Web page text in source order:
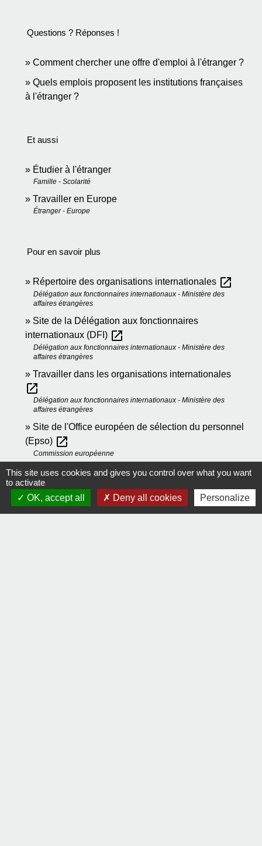
Questions ? Réponses !
Comment chercher une offre d'emploi à l'étranger ?
Quels emplois proposent les institutions françaises
à l'étranger ?
Et aussi
Étudier à l'étranger
Famille - Scolarité
Travailler en Europe
Étranger - Europe
Pour en savoir plus
Répertoire des organisations internationales open_in_new
Délégation aux fonctionnaires internationaux - Ministère des
affaires étrangères
Site de la Délégation aux fonctionnaires
internationaux (DFI) open_in_new
Délégation aux fonctionnaires internationaux - Ministère des
affaires étrangères
Travailler dans les organisations internationales
open_in_new
Délégation aux fonctionnaires internationaux - Ministère des
affaires étrangères
Site de l'Office européen de sélection du personnel
(Epso) open_in_new
Commission européenne
Poser sa candidature à un poste au sein d'une
institution européenne
Commission européenne
Journal officiel de l'Union européenneopen_in_new
This site uses cookies and gives you control over what you want
to activate
OK, accept all
Deny all cookies Personalize